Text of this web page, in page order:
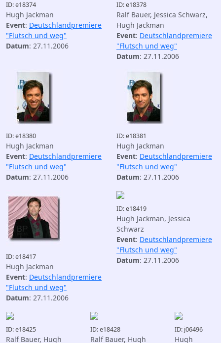
ID: e18374
Hugh Jackman
Event: Deutschlandpremiere
"Flutsch und weg"
Datum: 27.11.2006
ID: e18378
Ralf Bauer, Jessica Schwarz,
Hugh Jackman
Event: Deutschlandpremiere
"Flutsch und weg"
Datum: 27.11.2006
ID: e18380
Hugh Jackman
Event: Deutschlandpremiere
"Flutsch und weg"
Datum: 27.11.2006
ID: e18381
Hugh Jackman
Event: Deutschlandpremiere
"Flutsch und weg"
Datum: 27.11.2006
ID: e18417
Hugh Jackman
Event: Deutschlandpremiere
"Flutsch und weg"
Datum: 27.11.2006
ID: e18419
Hugh Jackman, Jessica
Schwarz
Event: Deutschlandpremiere
"Flutsch und weg"
Datum: 27.11.2006
ID: e18425
Ralf Bauer, Hugh
ID: e18428
Ralf Bauer, Hugh
ID: j06496
Hugh